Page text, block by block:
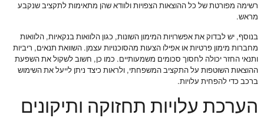
רשימה מפורטת של כל ההוצאות הצפויות ולוודא שהן מתאימות לתקציב שנקבע
מראש.
בנוסף, יש לבדוק את אפשרויות המימון השונות, כגון הלוואות בנקאיות, הלוואות
מחברות מימון פרטיות או אפילו הצעות מהסוכנויות עצמן. השוואת תנאים, ריביות
ותנאי החזר יכולה לחסוך סכומים משמעותיים. כמו כן, חשוב לשקול את השפעת
ההוצאות השוטפות על התקציב המשפחתי, ולראות כיצד ניתן לייעל את השימוש
ברכב כדי להפחית עלויות.
הערכת עלויות תחזוקה ותיקונים